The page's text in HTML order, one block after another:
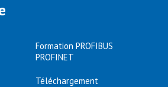
Formation PROFIBUS
PROFINET
Téléchargement